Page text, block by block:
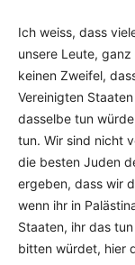
Ich weiss, dass
unsere Leute,
keinen Zweifel,
Vereinigten
dasselbe tun
tun. Wir sind nicht
die besten Juden
ergeben, dass wir
wenn ihr in
Staaten, ihr das
bitten würdet, hier